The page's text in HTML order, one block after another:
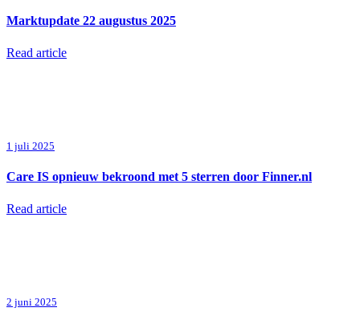
Marktupdate 22 augustus 2025
Read article
1 juli 2025
Care IS opnieuw bekroond met 5 sterren door Finner.nl
Read article
2 juni 2025